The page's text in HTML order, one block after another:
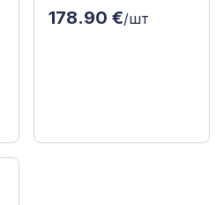
178.90 €/шт